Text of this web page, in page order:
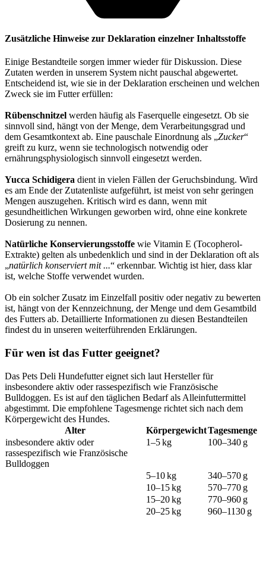
Zusätzliche Hinweise zur Deklaration einzelner Inhaltsstoffe
Einige Bestandteile sorgen immer wieder für Diskussion. Diese
Zutaten werden in unserem System nicht pauschal abgewertet.
Entscheidend ist, wie sie in der Deklaration erscheinen und welchen
Zweck sie im Futter erfüllen:
Rübenschnitzel werden häufig als Faserquelle eingesetzt. Ob sie
sinnvoll sind, hängt von der Menge, dem Verarbeitungsgrad und
dem Gesamtkontext ab. Eine pauschale Einordnung als „Zucker“
greift zu kurz, wenn sie technologisch notwendig oder
ernährungsphysiologisch sinnvoll eingesetzt werden.
Yucca Schidigera dient in vielen Fällen der Geruchsbindung. Wird
es am Ende der Zutatenliste aufgeführt, ist meist von sehr geringen
Mengen auszugehen. Kritisch wird es dann, wenn mit
gesundheitlichen Wirkungen geworben wird, ohne eine konkrete
Dosierung zu nennen.
Natürliche Konservierungsstoffe wie Vitamin E (Tocopherol-
Extrakte) gelten als unbedenklich und sind in der Deklaration oft als
„natürlich konserviert mit ...“ erkennbar. Wichtig ist hier, dass klar
ist, welche Stoffe verwendet wurden.
Ob ein solcher Zusatz im Einzelfall positiv oder negativ zu bewerten
ist, hängt von der Kennzeichnung, der Menge und dem Gesamtbild
des Futters ab. Detaillierte Informationen zu diesen Bestandteilen
findest du in unseren weiterführenden Erklärungen.
Für wen ist das Futter geeignet?
Das Pets Deli Hundefutter eignet sich laut Hersteller für
insbesondere aktiv oder rassespezifisch wie Französische
Bulldoggen. Es ist auf den täglichen Bedarf als Alleinfuttermittel
abgestimmt. Die empfohlene Tagesmenge richtet sich nach dem
Körpergewicht des Hundes.
Alter
KörpergewichtTagesmenge
insbesondere aktiv oder
rassespezifisch wie Französische
Bulldoggen
1–5 kg 100–340 g
5–10 kg
340–570 g
10–15 kg
570–770 g
15–20 kg
770–960 g
20–25 kg
960–1130 g